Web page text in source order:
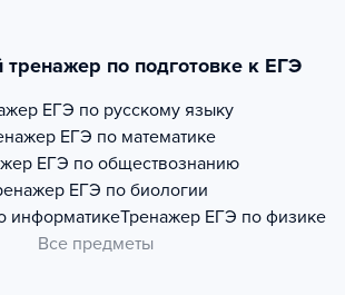
тренажер по подготовке к ЕГЭ
ЕГЭ по русскому языку
ЕГЭ по математике
ЕГЭ по обществознанию
ЕГЭ по биологии
информатикеТренажер ЕГЭ по физике
Все предметы